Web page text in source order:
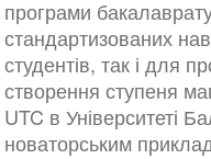
програми
стандартизованих
студентів, так і для
створення ступеня
UTC в Університеті
новаторським